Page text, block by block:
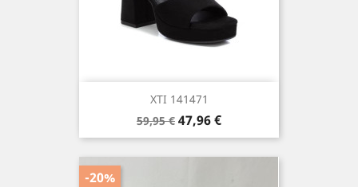
XTI 141471
Precio
base
59,95 € Precio
47,96 €
-20%